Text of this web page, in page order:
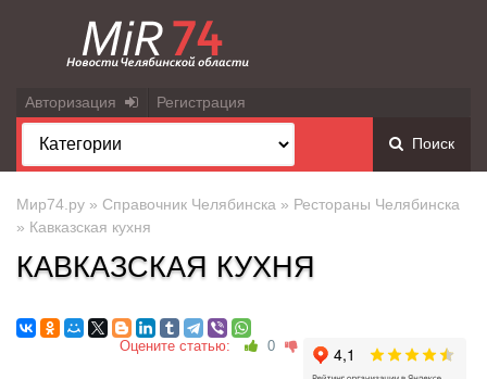
Авторизация Регистрация
Поиск
Мир74.ру » Справочник Челябинска » Рестораны Челябинска
» Кавказская кухня
КАВКАЗСКАЯ КУХНЯ
Оцените статью: 0